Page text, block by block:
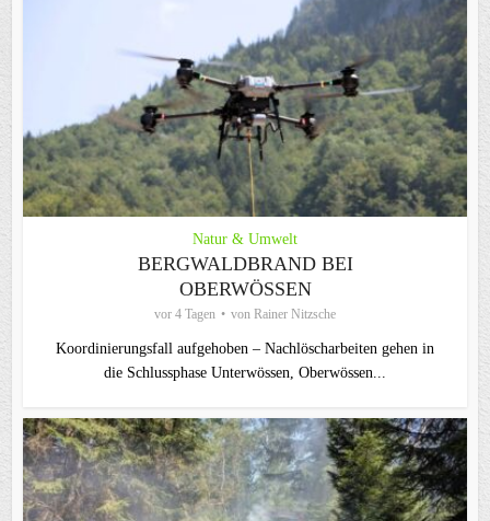
Natur & Umwelt
BERGWALDBRAND BEI
OBERWÖSSEN
vor 4 Tagen von Rainer Nitzsche
Koordinierungsfall aufgehoben – Nachlöscharbeiten gehen in
die Schlussphase Unterwössen, Oberwössen...